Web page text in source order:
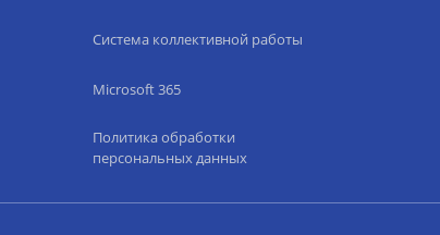
Система коллективной работы
Microsoft 365
Политика обработки
персональных данных